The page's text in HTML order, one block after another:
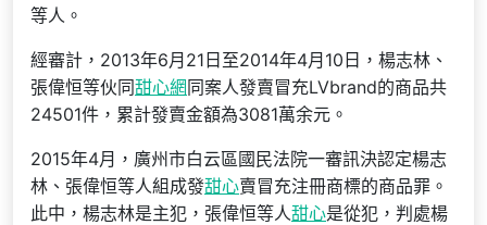
等人。
經審計，2013年6月21日至2014年4月10日，楊志林、
張偉恒等伙同甜心網 同案人發賣冒充LVbrand的商品共
24501件，累計發賣金額為3081萬余元。
2015年4月，廣州市白云區國民法院一審訊決認定楊志
林、張偉恒等人組成發甜心賣冒充注冊商標的商品罪。
此中，楊志林是主犯，張偉恒等人甜心是從犯，判處楊